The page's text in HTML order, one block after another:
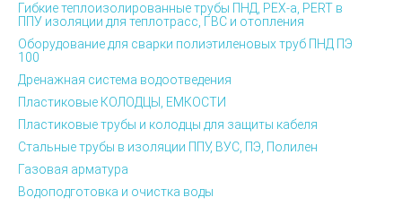
Гибкие теплоизолированные трубы ПНД, PEX-а, PERT в
ППУ изоляции для теплотрасс, ГВС и отопления
Оборудование для сварки полиэтиленовых труб ПНД ПЭ
100
Дренажная система водоотведения
Пластиковые КОЛОДЦЫ, ЕМКОСТИ
Пластиковые трубы и колодцы для защиты кабеля
Стальные трубы в изоляции ППУ, ВУС, ПЭ, Полилен
Газовая арматура
Водоподготовка и очистка воды